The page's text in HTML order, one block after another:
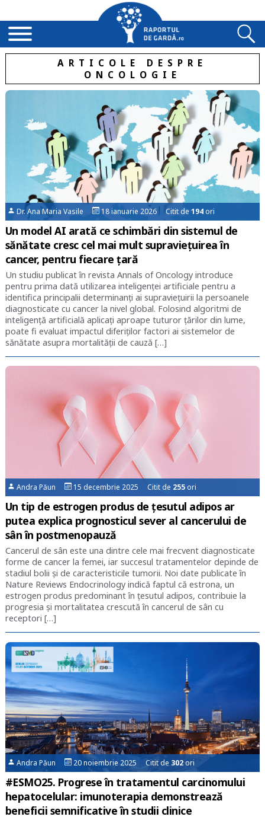
ARTICOLE DESPRE
ONCOLOGIE
Dr. Ana Maria Vasile 18 ianuarie 2026 Citit de194ori
Un model AI arată ce schimbări din sistemul de
sănătate cresc cel mai mult supraviețuirea în
cancer, pentru fiecare țară
Un studiu publicat în revista Annals of Oncology introduce
pentru prima dată utilizarea inteligenței artificiale pentru a
identifica principalii determinanți ai supraviețuirii la persoanele
diagnosticate cu cancer la nivel global. Folosind algoritmi de
inteligență artificială aplicați aproape tuturor țărilor din lume,
poate fi evaluat impactul diferiților factori ai sistemelor de
sănătate asupra mortalității de cauză […]
Andra Păun 15 decembrie 2025 Citit de 255 ori
Un tip de estrogen produs de țesutul adipos ar
putea explica prognosticul sever al cancerului de
sân în postmenopauză
Cancerul de sân este una dintre cele mai frecvent diagnosticate
forme de cancer la femei, iar succesul tratamentelor depinde de
stadiul bolii și de caracteristicile tumorii. Noi date publicate în
Nature Reviews Endocrinology indică faptul că estrona, un
estrogen produs predominant în țesutul adipos, contribuie la
progresia și mortalitatea crescută în cancerul de sân cu
receptori […]
Andra Păun 20 noiembrie 2025 Citit de 302ori
#ESMO25. Progrese în tratamentul carcinomului
hepatocelular: imunoterapia demonstrează
beneficii semnificative în studii clinice